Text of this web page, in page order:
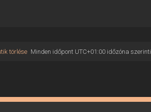
Minden időpont UTC+01:00időzóna szerinti
törlése